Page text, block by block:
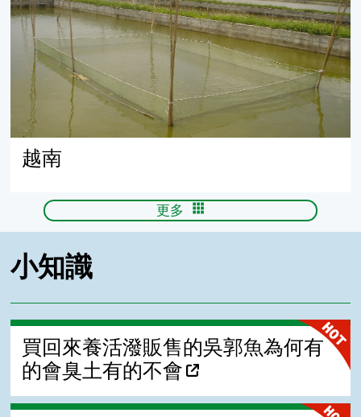
越南
更多
小知識
買回來養活潑販售的吳郭魚為何有
的會臭土有的不會